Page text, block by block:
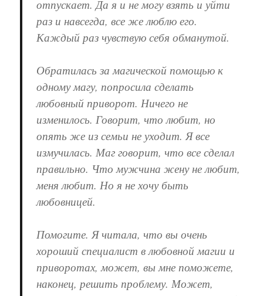
отпускает. Да я и не могу взять и уйти
раз и навсегда, все же люблю его.
Каждый раз чувствую себя обманутой.
Обратилась за магической помощью к
одному магу, попросила сделать
любовный приворот. Ничего не
изменилось. Говорит, что любит, но
опять же из семьи не уходит. Я все
измучилась. Маг говорит, что все сделал
правильно. Что мужчина жену не любит,
меня любит. Но я не хочу быть
любовницей.
Помогите. Я читала, что вы очень
хороший специалист в любовной магии и
приворотах, может, вы мне поможете,
наконец, решить проблему. Может,